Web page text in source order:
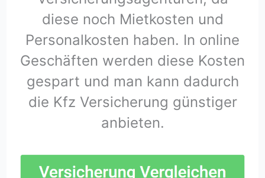
diese noch Mietkosten und
Personalkosten haben. In online
Geschäften werden diese Kosten
gespart und man kann dadurch
die Kfz Versicherung günstiger
anbieten.